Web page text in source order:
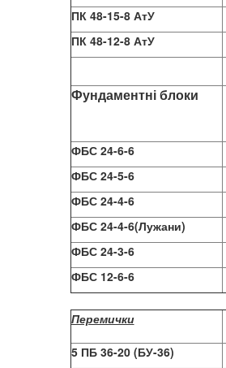
ПК 48-15-8 АтУ
ПК 48-12-8 АтУ
Фундаментні блоки
ФБС 24-6-6
ФБС 24-5-6
ФБС 24-4-6
ФБС 24-4-6(Лужани)
ФБС 24-3-6
ФБС 12-6-6
Перемички
5 ПБ 36-20 (БУ-36)